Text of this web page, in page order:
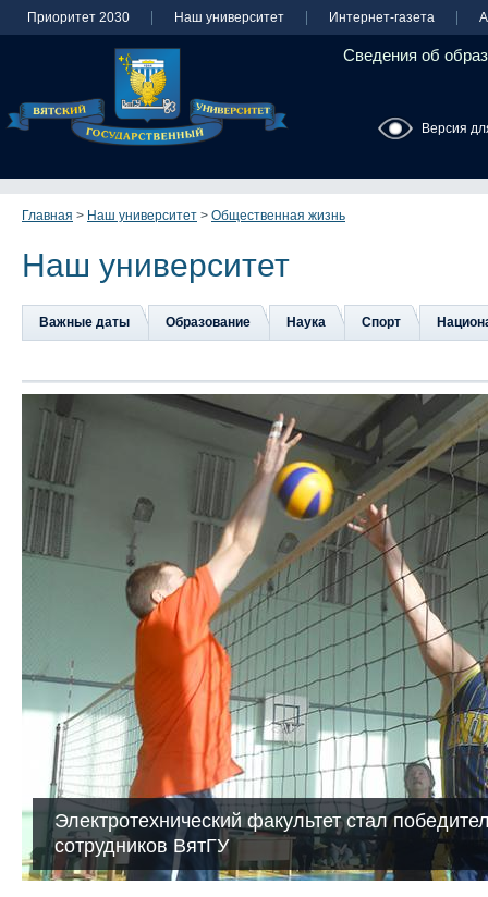
Приоритет 2030 Наш университет Интернет-газета
Сведения об
Версия
Главная > Наш университет > Общественная жизнь
Наш университет
Важные даты Образование Наука Спорт
Электротехнический факультет стал
сотрудников ВятГУ